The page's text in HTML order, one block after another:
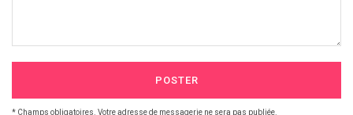
POSTER
* Champs obligatoires. Votre adresse de messagerie ne sera pas publiée.